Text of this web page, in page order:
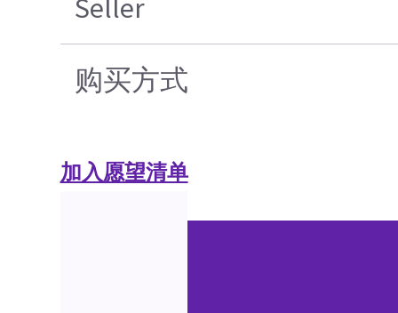
Seller
购买方式
加入愿望清单